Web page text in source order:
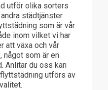
utför olika sorters
städtjänster
som är vår
inom vilket vi har
att växa och vår
något som är en
Anlitar du oss kan
utförs av